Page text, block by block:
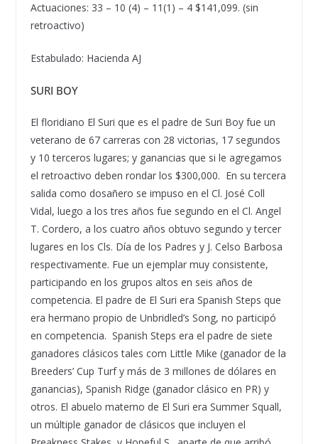
Actuaciones: 33 – 10 (4) – 11(1) – 4 $141,099. (sin
retroactivo)
Estabulado: Hacienda AJ
SURI BOY
El floridiano El Suri que es el padre de Suri Boy fue un
veterano de 67 carreras con 28 victorias, 17 segundos
y 10 terceros lugares; y ganancias que si le agregamos
el retroactivo deben rondar los $300,000. En su tercera
salida como dosañero se impuso en el Cl. José Coll
Vidal, luego a los tres años fue segundo en el Cl. Angel
T. Cordero, a los cuatro años obtuvo segundo y tercer
lugares en los Cls. Día de los Padres y J. Celso Barbosa
respectivamente. Fue un ejemplar muy consistente,
participando en los grupos altos en seis años de
competencia. El padre de El Suri era Spanish Steps que
era hermano propio de Unbridled’s Song, no participó
en competencia. Spanish Steps era el padre de siete
ganadores clásicos tales com Little Mike (ganador de la
Breeders’ Cup Turf y más de 3 millones de dólares en
ganancias), Spanish Ridge (ganador clásico en PR) y
otros. El abuelo materno de El Suri era Summer Squall,
un múltiple ganador de clásicos que incluyen el